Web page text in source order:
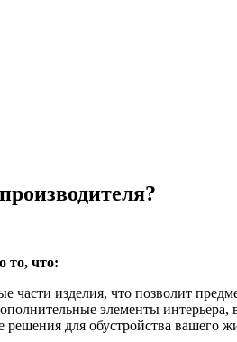
то, что:
части изделия, что позволит
элементы
для обустройства вашего